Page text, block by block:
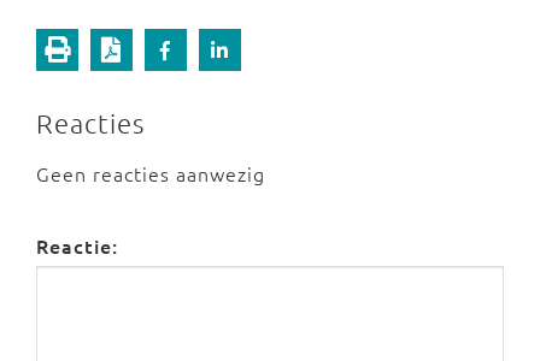
Reacties
Geen reacties aanwezig
Reactie: